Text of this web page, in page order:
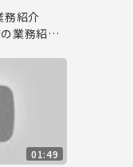
務紹介
業務紹介
01:49